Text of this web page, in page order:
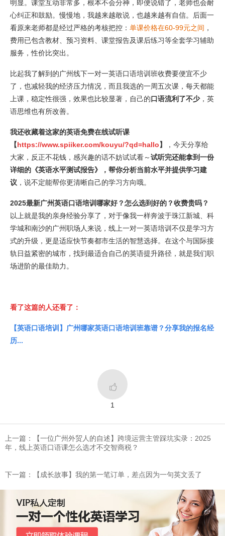
明显。课堂互动非常多，根本不会分神，即便说错了，老师也会耐
心纠正和鼓励。慢慢地，我越来越敢说，也越来越有自信。后面一
看原来老师都是经过严格的考核把控： 单课价格在60-99元之间 ，
费用已包含教材、预习资料、课堂报告及课后练习等全套学习辅助
服务，性价比突出。
比起我了解到的广州线下一对一英语口语培训班收费要便宜不少
了，也减轻我的经济压力情况，而且我选的一周五次课，每天都能
上课，稳定性很强，效果也比较显著，自己的口语流利了不少，英
语思维也有所改善。
我还收藏着这家的英语免费在线试听课
【https://www.spiiker.com/kouyu/?qd=hallo】
，今天分享给
大家，反正不花钱，感兴趣的话不妨试试看～试听完还能拿到一份
详细的《英语水平测试报告》，帮你分析当前水平并提供学习建
议 ，说不定能帮你更清晰自己的学习方向哦。
2025最新广州英语口语培训哪家好？怎么选到好的？收费贵吗？
以上就是我的亲身经验分享了，对于像我一样奔波于珠江新城、科
学城和南沙的广州职场人来说，线上一对一英语培训不仅是学习方
式的升级，更是适应快节奏都市生活的智慧选择。在这个与国际接
轨日益紧密的城市，找到最适合自己的英语提升路径，就是我们职
场进阶的最佳助力。
看了这篇的人还看了：
【英语口语培训】广州哪家英语口语培训班靠谱？分享我的报名经
历...

1
上一篇：​【一位广州外贸人的自述】跨境运营主管踩坑实录：2025
年，线上英语口语课怎么选才不交智商税？​​
下一篇：​【成长故事】我的第一笔订单，差点因为一句英文丢了